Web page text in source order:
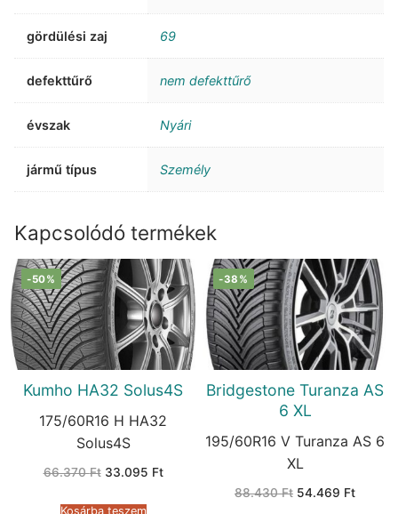
gördülési zaj 69
defekttűrő nem defekttűrő
évszak Nyári
jármű típus Személy
Kapcsolódó termékek
-50%
Kumho HA32 Solus4S
175/60R16 H HA32
Solus4S
66.370Ft Original
66.370 Ft.
33.095 FtCurrent
Kosárba teszem
-38%
Bridgestone Turanza AS
6 XL
195/60R16 V Turanza AS 6
XL
88.430Ft Original
54.469 FtCurrent